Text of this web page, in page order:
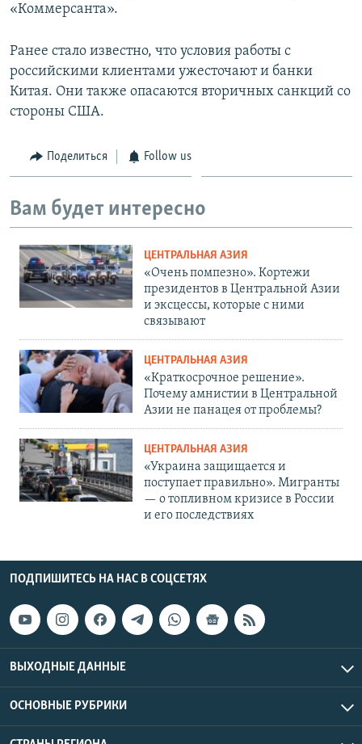
«Коммерсанта».
Ранее стало известно, что условия работы с
российскими клиентами ужесточают и банки
Китая. Они также опасаются вторичных санкций со
стороны США.
Поделиться Follow us
Вам будет интересно
ЦЕНТРАЛЬНАЯ АЗИЯ
«Очень помпезно». Кортежи
президентов в Центральной Азии
и эксцессы, которые с ними
связывают
ЦЕНТРАЛЬНАЯ АЗИЯ
«Краткосрочное решение».
Почему амнистии в Центральной
Азии не панацея от проблемы?
ЦЕНТРАЛЬНАЯ АЗИЯ
«Украина защищается и
поступает правильно». Мигранты
— о топливном кризисе в России
и его последствиях
ПОДПИШИТЕСЬ НА НАС В СОЦСЕТЯХ
ВЫХОДНЫЕ ДАННЫЕ
ОСНОВНЫЕ РУБРИКИ